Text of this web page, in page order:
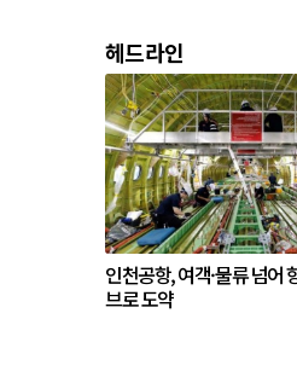
헤드라인
인천공항, 여객·물류 넘어
브로 도약